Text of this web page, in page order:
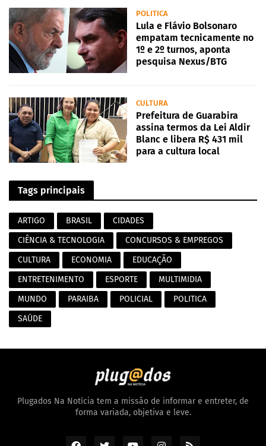
POLITICA
Lula e Flávio Bolsonaro
empatam tecnicamente no
1º e 2º turnos, aponta
pesquisa Nexus/BTG
CULTURA
Prefeitura de Guarabira
assina termos da Lei Aldir
Blanc e libera R$ 431 mil
para a cultura local
Tags principais
ARTIGO BRASIL
CIDADES
CIÊNCIA & TECNOLOGIA
CONCURSOS & EMPREGOS
CULTURA
ECONOMIA
EDUCAÇÃO
ENTRETENIMENTO
ESPORTE
MULTIMIDIA
MUNDO
PARAIBA POLICIAL
POLITICA
SAÚDE
Plugados Na Notícia tem a missão de informar e entreter, de
forma variada, objetiva e leve.